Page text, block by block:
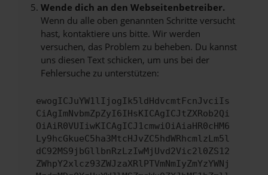
Wende dich an den Webseitenbetreiber.
Wenn du alle oben genannten Schritte versucht
hast, kontaktiere uns bitte. Wir werden
versuchen, das Problem zu beheben. Du kannst
uns diesen Text schicken, um uns bei der
Fehlersuche zu unterstützen:
ewogICJuYW1lIjogIk5ldHdvcmtFcnJvciIs
CiAgImNvbmZpZyI6IHsKICAgICJtZXRob2Qi
OiAiR0VUIiwKICAgICJ1cmwiOiAiaHR0cHM6
Ly9hcGkueC5ha3MtcHJvZC5hdWRhcmlzLm5l
dC92MS9jbGllbnRzLzIwMjUvd2Vic2l0ZS12
ZWhpY2xlcz93ZWJzaXRlPTVmNmIyZmYzYWNj